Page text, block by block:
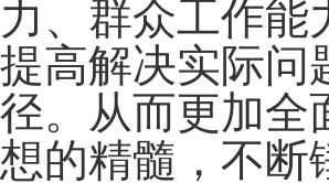
力、群众工作能
提高解决实际问
径。从而更加全
想的精髓，不断